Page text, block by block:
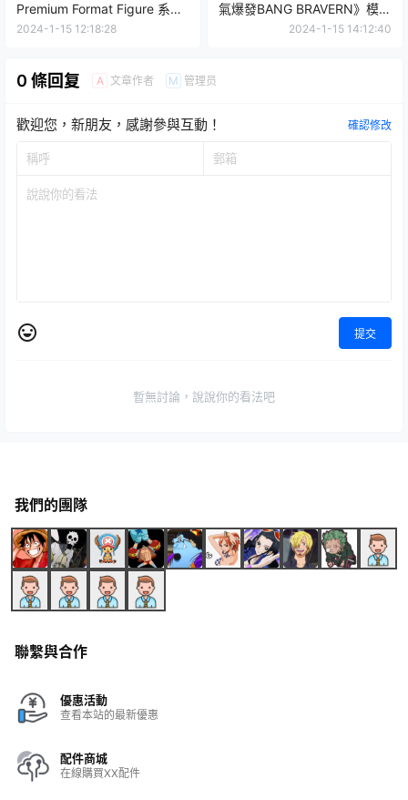
Premium Format Figure 系列
「蝙蝠女孩」1/4 比例全身雕
2024-1-15 12:18:28
氣爆發BANG BRAVERN》模型
商品開發中！
2024-1-15 14:12:40
0 條回复 A 文章作者 M 管理员
歡迎您，新朋友，感謝參與互動！ 確認修改
提交
暫無討論，說說你的看法吧
我們的團隊
聯繫與合作
優惠活動
查看本站的最新優惠
配件商城
在線購買XX配件